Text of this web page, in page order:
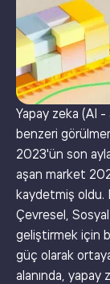
Yapay zeka (AI
benzeri
2023'ün son
aşan market
kaydetmiş oldu.
Çevresel,
geliştirmek için
güç olarak
alanında, yapay